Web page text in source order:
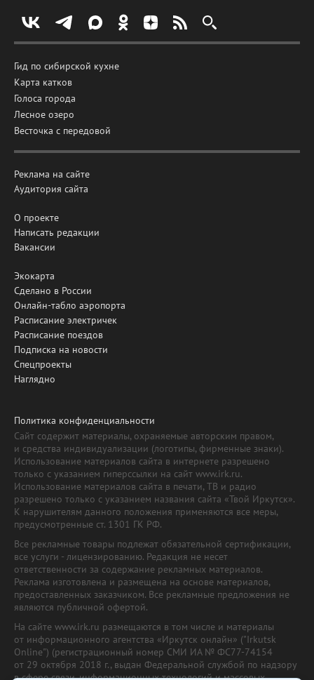
Гид по сибирской кухне
Карта катков
Голоса города
Лесное озеро
Весточка с передовой
Реклама на сайте
Аудитория сайта
О проекте
Написать редакции
Вакансии
Экокарта
Сделано в России
Онлайн-табло аэропорта
Расписание электричек
Расписание поездов
Подписка на новости
Спецпроекты
Наглядно
Политика конфиденциальности
Сайт содержит материалы, охраняемые авторским правом,
и средства индивидуализации (логотипы, фирменные знаки).
Использование материалов сайта в интернете разрешено
только с указанием гиперссылки на сайт www.irk.ru.
Использование материалов сайта в печати, ТВ и радио
разрешено только с указанием названия сайта «Твой Иркутск».
К нарушителям данного положения применяются все меры,
предусмотренные ст. 1301 ГК РФ.
Все рекламные товары подлежат обязательной сертификации,
все услуги - лицензированию. Редакция не несет
ответственности за содержание рекламных материалов.
Реклама изготовлена и размещена на основе материалов,
предоставленных заказчиком. Все рекламные предложения не
являются публичной офертой.
На сайте www.irk.ru размещаются в том числе и материалы
от информационного агентства «Иркутск онлайн» ("Irkutsk
Online") (регистрационный номер СМИ ИА № ФС77-74154
от 29 октября 2018 г., выдан Федеральной службой по надзору